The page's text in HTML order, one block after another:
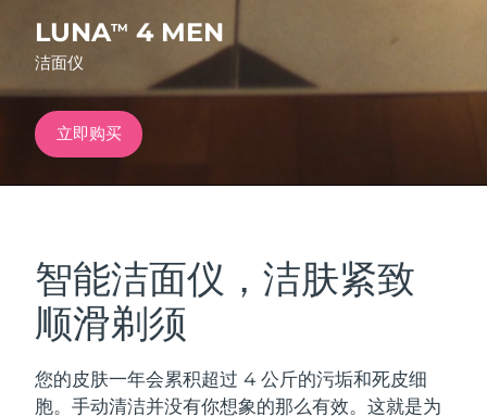
LUNATM 4 MEN
洁面仪
立即购买
智能洁面仪，洁肤紧致
顺滑剃须
您的皮肤一年会累积超过 4 公斤的污垢和死皮细
胞。手动清洁并没有你想象的那么有效。这就是为
红光疗法
面部清洁
LUNA™ 4 套装
Anti-aging massage
BEAR™ 2 套装
Microcurrent toning
德国
加拿大
巴林 预计送达日期8/10/26
比利时
百慕大 预计送达日期8/15/26